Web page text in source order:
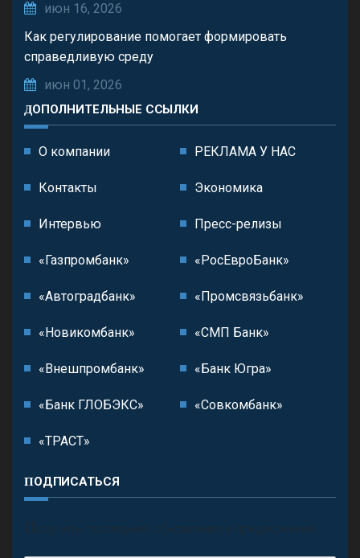
июн 16, 2026
Как регулирование помогает формировать
справедливую среду
июн 01, 2026
ДОПОЛНИТЕЛЬНЫЕ ССЫЛКИ
О компании РЕКЛАМА У НАС
Контакты Экономика
Интервью Пресс-релизы
«Газпромбанк» «РосЕвроБанк»
«Автоградбанк» «Промсвязьбанк»
«Новикомбанк» «СМП Банк»
«Внешпромбанк» «Банк Югра»
«Банк ГЛОБЭКС» «Совкомбанк»
«ТРАСТ»
ПОДПИСАТЬСЯ
П олучить последние обновления и предложения.